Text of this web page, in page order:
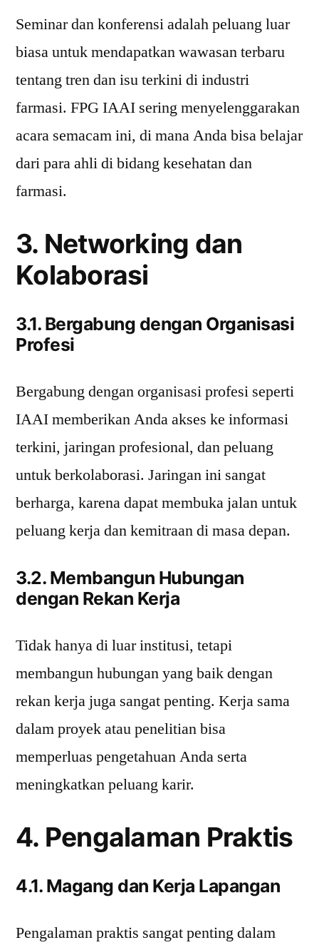
Seminar dan konferensi adalah peluang luar
biasa untuk mendapatkan wawasan terbaru
tentang tren dan isu terkini di industri
farmasi. FPG IAAI sering menyelenggarakan
acara semacam ini, di mana Anda bisa belajar
dari para ahli di bidang kesehatan dan
farmasi.
3. Networking dan
Kolaborasi
3.1. Bergabung dengan Organisasi
Profesi
Bergabung dengan organisasi profesi seperti
IAAI memberikan Anda akses ke informasi
terkini, jaringan profesional, dan peluang
untuk berkolaborasi. Jaringan ini sangat
berharga, karena dapat membuka jalan untuk
peluang kerja dan kemitraan di masa depan.
3.2. Membangun Hubungan
dengan Rekan Kerja
Tidak hanya di luar institusi, tetapi
membangun hubungan yang baik dengan
rekan kerja juga sangat penting. Kerja sama
dalam proyek atau penelitian bisa
memperluas pengetahuan Anda serta
meningkatkan peluang karir.
4. Pengalaman Praktis
4.1. Magang dan Kerja Lapangan
Pengalaman praktis sangat penting dalam